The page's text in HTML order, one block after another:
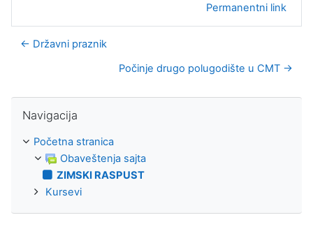
Permanentni link
← Državni praznik
Počinje drugo polugodište u CMT →
Navigacija
Početna stranica
Obaveštenja sajta
ZIMSKI RASPUST
Kursevi